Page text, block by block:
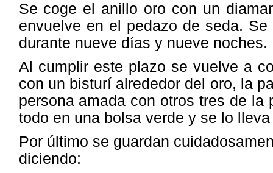
Se coge el anillo oro con un
envuelve en el pedazo de seda.
durante nueve días y nueve noches.
Al cumplir este plazo se vuelve a
con un bisturí alrededor del oro, la
persona amada con otros tres de
todo en una bolsa verde y se lo
Por último se guardan
diciendo: